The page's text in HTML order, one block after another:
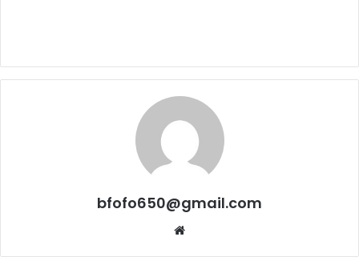
bfofo650@gmail.com
Website